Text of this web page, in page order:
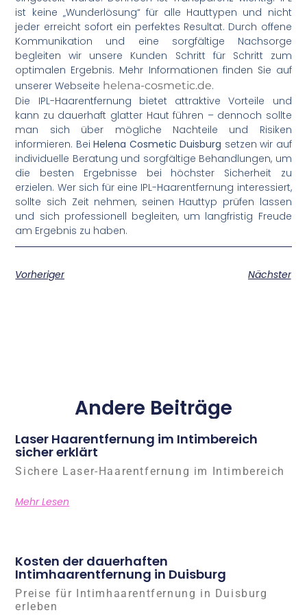
ist keine „Wunderlösung“ für alle Hauttypen und nicht
jeder erreicht sofort ein perfektes Resultat. Durch offene
Kommunikation und eine sorgfältige Nachsorge
begleiten wir unsere Kunden Schritt für Schritt zum
optimalen Ergebnis. Mehr Informationen finden Sie auf
unserer Webseite helena-cosmetic.de.
Die IPL-Haarentfernung bietet attraktive Vorteile und
kann zu dauerhaft glatter Haut führen – dennoch sollte
man sich über mögliche Nachteile und Risiken
informieren. BeiHelena Cosmetic Duisburg setzen wir auf
individuelle Beratung und sorgfältige Behandlungen, um
die besten Ergebnisse bei höchster Sicherheit zu
erzielen. Wer sich für eine IPL-Haarentfernung interessiert,
sollte sich Zeit nehmen, seinen Hauttyp prüfen lassen
und sich professionell begleiten, um langfristig Freude
am Ergebnis zu haben.
Vorheriger Nächster
Andere Beiträge
Laser Haarentfernung im Intimbereich
sicher erklärt
Sichere Laser-Haarentfernung im Intimbereich
Mehr Lesen
Kosten der dauerhaften
Intimhaarentfernung in Duisburg
Preise für Intimhaarentfernung in Duisburg
erleben